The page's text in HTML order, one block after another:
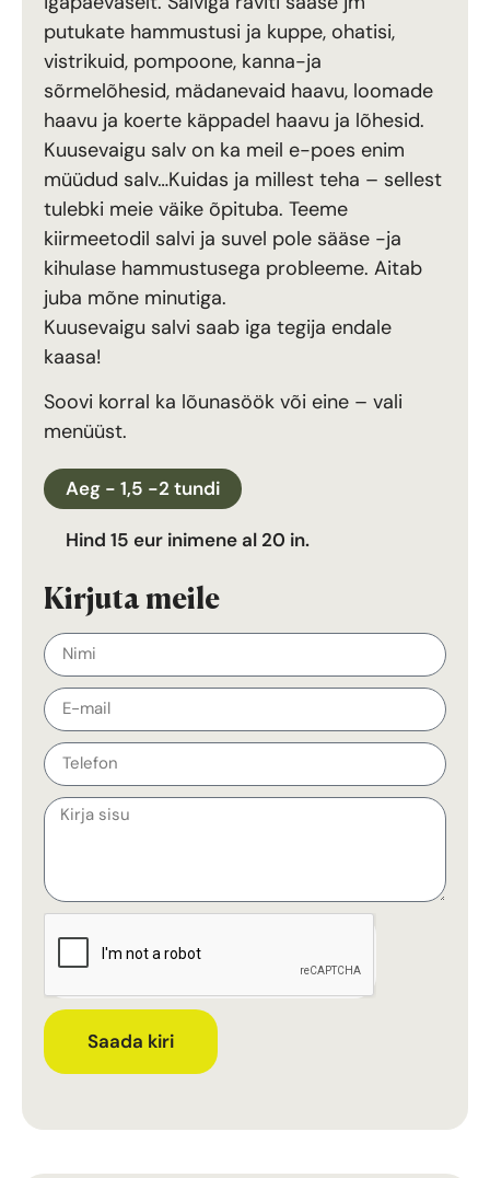
putukate hammustusi ja kuppe, ohatisi,
vistrikuid, pompoone, kanna-ja
sõrmelõhesid, mädanevaid haavu, loomade
haavu ja koerte käppadel haavu ja lõhesid.
Kuusevaigu salv on ka meil e-poes enim
müüdud salv…Kuidas ja millest teha – sellest
tulebki meie väike õpituba. Teeme
kiirmeetodil salvi ja suvel pole sääse -ja
kihulase hammustusega probleeme. Aitab
juba mõne minutiga.
Kuusevaigu salvi saab iga tegija endale
kaasa!
Soovi korral ka lõunasöök või eine – vali
menüüst.
Aeg - 1,5 -2 tundi
Hind 15 eur inimene al 20 in.
Kirjuta meile
Saada kiri